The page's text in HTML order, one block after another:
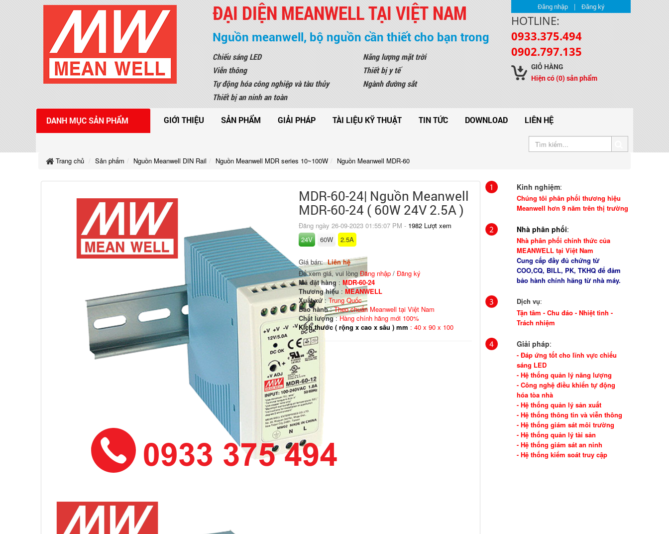
ĐẠI DIỆN MEANWELL TẠI VIỆT NAM
Nguồn meanwell, bộ nguồn cần thiết cho bạn trong
Chiếu sáng LED
Viễn thông
Tự động hóa công nghiệp và tàu thủy
Thiết bị an ninh an toàn
Năng lượng mặt trời
Thiết bị y tế
Ngành đường sắt
Đăng nhập | Đăng ký
HOTLINE:
0933.375.494
0902.797.135
GIỎ HÀNG
Hiện có(0)sản phẩm
DANH MỤC SẢN PHẨM GIỚI THIỆU SẢN PHẨM GIẢI PHÁP TÀI LIỆU KỸ THUẬT TIN TỨC DOWNLOAD LIÊN HỆ
Trang chủ Sản phẩm Nguồn Meanwell DIN Rail Nguồn Meanwell MDR series 10~100W Nguồn Meanwell MDR-60
MDR-60-24| Nguồn Meanwell
MDR-60-24 ( 60W 24V 2.5A )
Đăng ngày 26-09-2023 01:55:07 PM -1982 Lượt xem
24V
60W 2.5A
Giá bán: Liên hệ
Để xem giá, vui lòng Đăng nhập /Đăng ký
Mã đặt hàng: MDR-60-24
Thương hiệu : MEANWELL
Xuất xứ:Trung Quốc
Bảo hành:Theo chuẩn Meanwell tại Việt Nam
Chất lượng:Hàng chính hãng mới 100%
Kích thước ( rộng x cao x sâu ) mm : 40 x 90 x 100
Kinh nghiệm:
Chúng tôi phân phối thương hiệu
Meanwell hơn 9 năm trên thị trường
Nhà phân phối:
Nhà phân phối chính thức của
MEANWELL tại Việt Nam
Cung cấp đầy đủ chứng từ
COO,CQ, BILL, PK, TKHQ để đảm
bảo hành chính hãng từ nhà máy.
Dịch vụ:
Tận tâm - Chu đáo - Nhiệt tình -
Trách nhiệm
Giải pháp:
- Đáp ứng tốt cho lĩnh vực chiếu
sáng LED
- Hệ thống quản lý năng lượng
- Công nghệ điều khiển tự động
hóa tòa nhà
- Hệ thống quản lý sản xuất
- Hệ thống thông tin và viễn thông
- Hệ thống giám sát môi trường
- Hệ thống quản lý tài sản
- Hệ thống giám sát an ninh
- Hệ thống kiểm soát truy cập